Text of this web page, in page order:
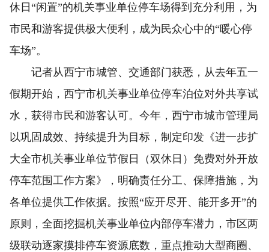
休日“闲置”的机关事业单位停车场得到充分利用，为
市民和游客提供极大便利，成为民众心中的“暖心停
车场”。
记者从西宁市城管、交通部门获悉，从去年五一
假期开始，西宁市机关事业单位停车泊位对外共享试
水，获得市民和游客认可。今年，西宁市城市管理局
以巩固成效、持续提升为目标，制定印发《进一步扩
大全市机关事业单位节假日（双休日）免费对外开放
停车范围工作方案》，明确责任分工、保障措施，为
各单位提供工作依据。按照“应开尽开、能开多开”的
原则，全面挖掘机关事业单位内部停车潜力，市区两
级联动逐家摸排停车资源底数，重点推动大型商圈、